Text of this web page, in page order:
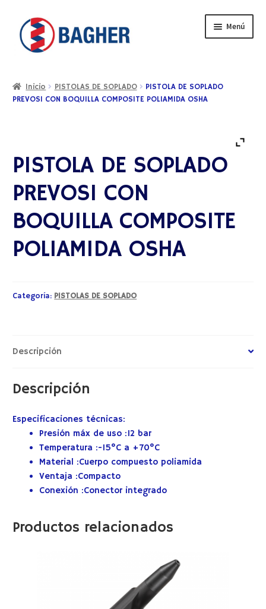
Menú
BAGHER
CATÁLOGO
PRODUCTOS
SERVICIOS
VIDEOS
Inicio PISTOLAS DE SOPLADO
PISTOLA DE SOPLADO
PREVOS1 CON BOQUILLA COMPOSITE POLIAMIDA OSHA
PISTOLA DE SOPLADO
PREVOS1 CON
BOQUILLA COMPOSITE
POLIAMIDA OSHA
Categoría: PISTOLAS DE SOPLADO
Descripción
Descripción
Especificaciones técnicas:
Presión máx de uso :12 bar
Temperatura :-15°C a +70°C
Material :Cuerpo compuesto poliamida
Ventaja :Compacto
Conexión :Conector integrado
Productos relacionados